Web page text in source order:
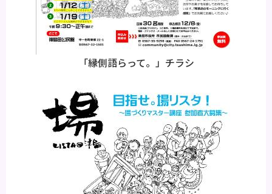
「縁側語らって。」チラシ